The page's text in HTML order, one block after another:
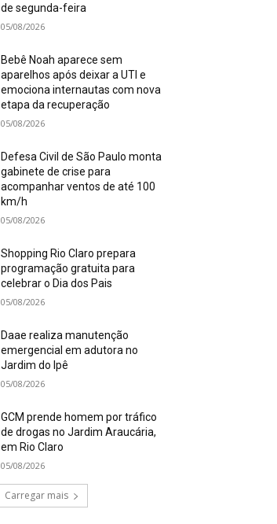
de segunda-feira
05/08/2026
Bebê Noah aparece sem
aparelhos após deixar a UTI e
emociona internautas com nova
etapa da recuperação
05/08/2026
Defesa Civil de São Paulo monta
gabinete de crise para
acompanhar ventos de até 100
km/h
05/08/2026
Shopping Rio Claro prepara
programação gratuita para
celebrar o Dia dos Pais
05/08/2026
Daae realiza manutenção
emergencial em adutora no
Jardim do Ipê
05/08/2026
GCM prende homem por tráfico
de drogas no Jardim Araucária,
em Rio Claro
05/08/2026
Carregar mais